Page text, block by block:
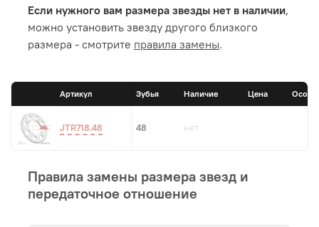
Если нужного вам размера звезды нет в наличии,
можно установить звезду другого близкого
размера - смотрите правила замены.
Артикул Зубья Наличие Цена
JTR718.48 48 нет
Правила замены размера звезд и
передаточное отношение